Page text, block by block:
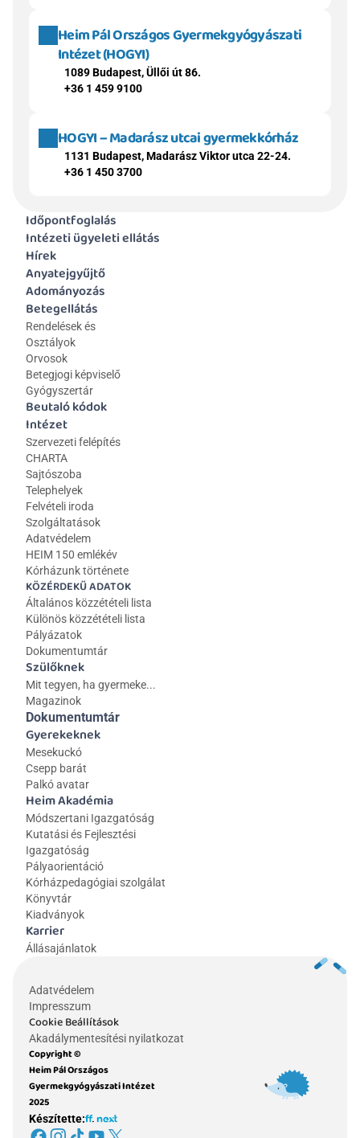
Heim Pál Országos Gyermekgyógyászati
Intézet (HOGYI)
1089 Budapest, Üllői út 86.
+36 1 459 9100
HOGYI – Madarász utcai gyermekkórház
1131 Budapest, Madarász Viktor utca 22-24.
+36 1 450 3700
Időpontfoglalás
Intézeti ügyeleti ellátás
Hírek
Anyatejgyűjtő
Adományozás
Betegellátás
Rendelések és
Osztályok
Orvosok
Betegjogi képviselő
Gyógyszertár
Beutaló kódok
Intézet
Szervezeti felépítés
CHARTA
Sajtószoba
Telephelyek
Felvételi iroda
Szolgáltatások
Adatvédelem
HEIM 150 emlékév
Kórházunk története
KÖZÉRDEKŰ ADATOK
Általános közzétételi lista
Különös közzétételi lista
Pályázatok
Dokumentumtár
Szülőknek
Mit tegyen, ha gyermeke...
Magazinok
Gyerekeknek
Mesekuckó
Csepp barát
Palkó avatar
Heim Akadémia
Módszertani Igazgatóság
Kutatási és Fejlesztési
Igazgatóság
Pályaorientáció
Kórházpedagógiai szolgálat
Könyvtár
Kiadványok
Karrier
Állásajánlatok
Dokumentumtár
Adatvédelem
Impresszum
Cookie Beállítások
Akadálymentesítési nyilatkozat
Copyright ©
Heim Pál Országos
Gyermekgyógyászati Intézet
2025
Készítette: